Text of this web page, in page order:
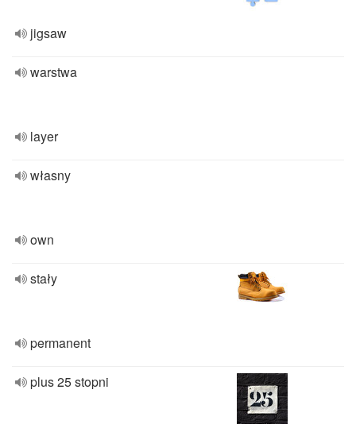
jigsaw
warstwa
layer
własny
own
stały
permanent
plus 25 stopni